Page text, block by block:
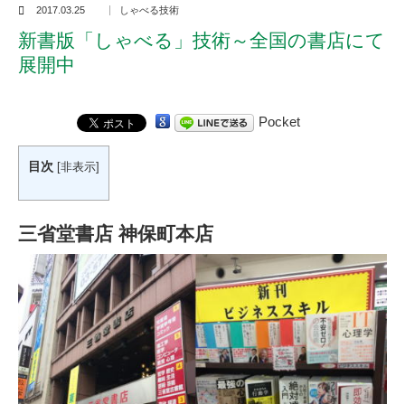
2017.03.25 しゃべる技術
新書版「しゃべる」技術～全国の書店にて
展開中
Pocket
目次 [非表示]
三省堂書店 神保町本店